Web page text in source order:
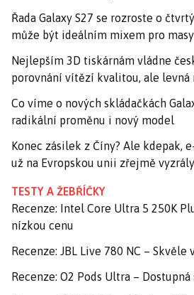
Řada Galaxy S27 se rozroste o
může být ideálním mixem pro
Nejlepším 3D tiskárnám vládne
porovnání vítězí kvalitou, ale levná
Co víme o nových skládačkách
radikální proměnu i nový model
Konec zásilek z Číny? Ale kdepak,
už na Evropskou unii zřejmě vyzrály
TESTY A ŽEBŘÍČKY
Recenze: Intel Core Ultra 5 250K
nízkou cenu
Recenze: JBL Live 780 NC –
Recenze: O2 Pods Ultra – Dostupná